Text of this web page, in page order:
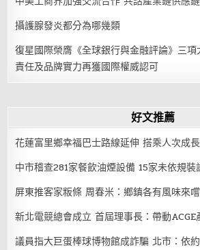
攝護腺發炎都分為哪幾類
復星國際榮膺《全球銀行與金融評論》三項
責任及品牌實力再獲國際權威認可
好文推薦
花蓮富里鄉幸福巴士路線延伸 搭乘人次成
中市稽查281家餐飲油煙設備 15家未依規裝
屏東推客家粄條 周春米：鄉鎮各有風味來
新北電競總會成立 首屆理事長：帶動ACGE
議員指大巨蛋棒球博物館成詐騙 北市：依